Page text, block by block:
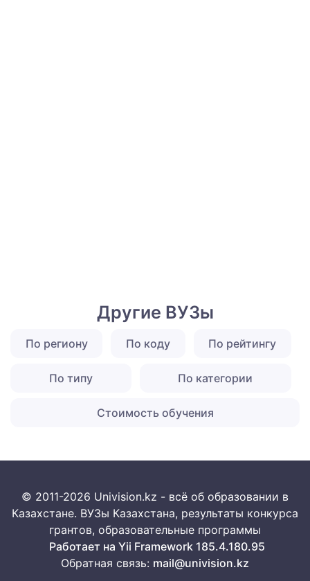
Другие ВУЗы
По региону По коду По рейтингу
По типу По категории
Стоимость обучения
© 2011-2026 Univision.kz - всё об образовании в
Казахстане. ВУЗы Казахстана, результаты конкурса
грантов, образовательные программы
Работает на Yii Framework 185.4.180.95
Обратная связь: mail@univision.kz